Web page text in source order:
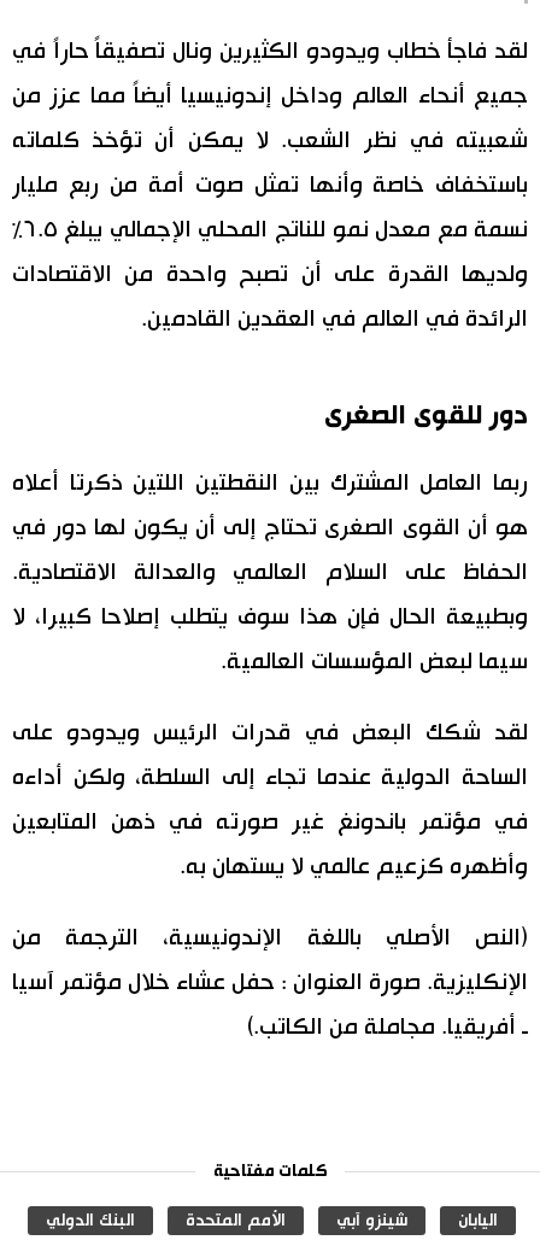
لقد فاجأ خطاب ويدودو الكثيرين ونال تصفيقاً حاراً في
جميع أنحاء العالم وداخل إندونيسيا أيضاً مما عزز من
شعبيته في نظر الشعب. لا يمكن أن تؤخذ كلماته
باستخفاف خاصة وأنها تمثل صوت أمة من ربع مليار
نسمة مع معدل نمو للناتج المحلي الإجمالي يبلغ ٦.٥٪
ولديها القدرة على أن تصبح واحدة من الاقتصادات
الرائدة في العالم في العقدين القادمين.
دور للقوى الصغرى
ربما العامل المشترك بين النقطتين اللتين ذكرتا أعلاه
هو أن القوى الصغرى تحتاج إلى أن يكون لها دور في
الحفاظ على السلام العالمي والعدالة الاقتصادية.
وبطبيعة الحال فإن هذا سوف يتطلب إصلاحا كبيرا، لا
سيما لبعض المؤسسات العالمية.
لقد شكك البعض في قدرات الرئيس ويدودو على
الساحة الدولية عندما تجاء إلى السلطة، ولكن أداءه
في مؤتمر باندونغ غير صورته في ذهن المتابعين
وأظهره كزعيم عالمي لا يستهان به.
(النص الأصلي باللغة الإندونيسية، الترجمة من
الإنكليزية. صورة العنوان : حفل عشاء خلال مؤتمر آسيا
ـ أفريقيا. مجاملة من الكاتب.)
كلمات مفتاحية
اليابان شينزو آبي الأمم المتحدة البنك الدولي